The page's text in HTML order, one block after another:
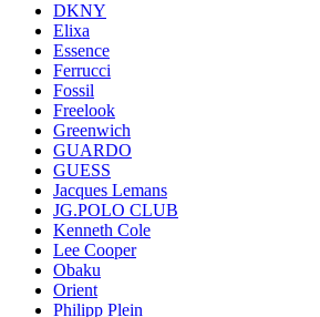
DKNY
Elixa
Essence
Ferrucci
Fossil
Freelook
Greenwich
GUARDO
GUESS
Jacques Lemans
JG.POLO CLUB
Kenneth Cole
Lee Cooper
Obaku
Orient
Philipp Plein